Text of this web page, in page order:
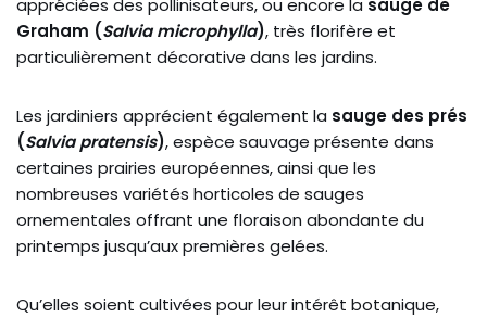
appréciées des pollinisateurs, ou encore la sauge de
Graham (Salvia microphylla), très florifère et
particulièrement décorative dans les jardins.
Les jardiniers apprécient également la sauge des prés
(Salvia pratensis), espèce sauvage présente dans
certaines prairies européennes, ainsi que les
nombreuses variétés horticoles de sauges
ornementales offrant une floraison abondante du
printemps jusqu’aux premières gelées.
Qu’elles soient cultivées pour leur intérêt botanique,